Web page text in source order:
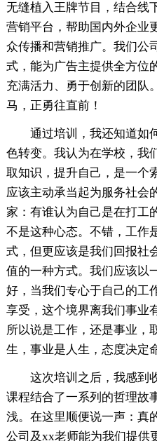
无缝植入王牌节目，结合线
营销平台，帮助国内外企业
众传播和营销推广。我们公
式，能为广告主提供全方位
充满活力、勇于创新的团队
马，正勇往直前！
通过培训，我还知道如
色转变。我认为在学校，我
取知识，提升自己，是一个
应该主动承当起为服务社会
家：有谁认为自己是在打工
不是这种心态。不错，工作
式，但更应该是我们回报社
值的一种方式。我们应该以
好，当我们专心于自己的工
享受，这个境界离我们事业
所以说是工作，还是事业，
生，事业是人生，态度决定
这次培训之后，我感到
课程结合了一系列的哲理故
浅。在这里顺便说一声：真
公司及xx老师能为我们提供